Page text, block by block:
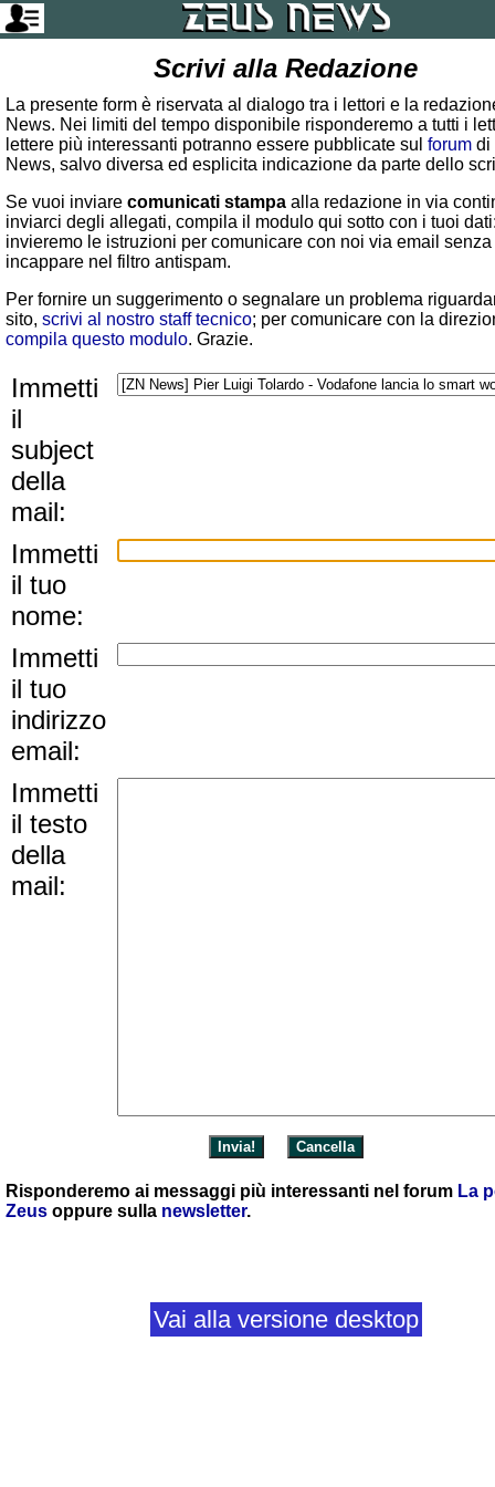
Scrivi alla Redazione
La presente form è riservata al dialogo tra i lettori e la
News. Nei limiti del tempo disponibile risponderemo a tutti i
lettere più interessanti potranno essere pubblicate sul forum di
News, salvo diversa ed esplicita indicazione da parte dello
Se vuoi inviare comunicati stampa alla redazione in via
inviarci degli allegati, compila il modulo qui sotto con i tuoi
invieremo le istruzioni per comunicare con noi via email senza
incappare nel filtro antispam.
Per fornire un suggerimento o segnalare un problema
sito, scrivi al nostro staff tecnico; per comunicare con la
compila questo modulo. Grazie.
Immetti
il
subject
della
mail:
Immetti
il tuo
nome:
Immetti
il tuo
indirizzo
email:
Immetti
il testo
della
mail:
Risponderemo ai messaggi più interessanti nel forum La
Zeus oppure sulla newsletter.
Vai alla versione desktop